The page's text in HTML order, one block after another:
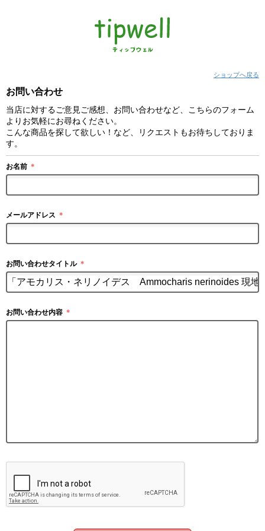
ショップへ戻る
お問い合わせ
当店に対するご意見ご感想、お問い合わせなど、こちらのフォーム
よりお気軽にお尋ねください。
こんな商品を探して欲しい！など、リクエストもお待ちしておりま
す。
お名前 ＊
メールアドレス ＊
お問い合わせタイトル ＊
お問い合わせ内容 ＊